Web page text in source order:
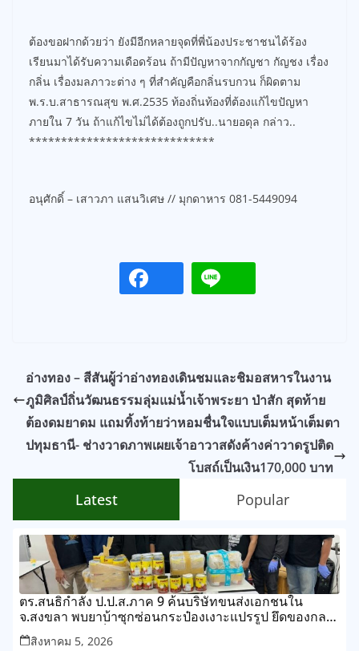
ต้องขอฝากด้วยว่า ยังมีอีกหลายจุดที่พี่น้องประชาชนได้ร้อง
เรียนมาได้รับความเดือดร้อน ถ้ามีปัญหาจากกัญชา กัญชง เรื่อง
กลิ่น เรื่องมลภาวะต่าง ๆ ที่สำคัญคือกลิ่นรบกวน ก็ผิดตาม
พ.ร.บ.สาธารณสุข พ.ศ.2535 ท้องถิ่นท้องที่ต้องแก้ไขปัญหา
ภายใน 7 วัน ถ้าแก้ไขไม่ได้ต้องถูกปรับ..นายอดุล กล่าว..
*****************************
อนุศักดิ์ – เสาวภา แสนวิเศษ // มุกดาหาร 081-5449094
อ่างทอง – สีสันผู้ว่าอ่างทองเดินชมและชิมอสหารในงาน
ภูมิศิลป์ถิ่นวัฒนธรรมลุ่มแม่น้ำเจ้าพระยา ป่าสัก สุดท้าย
ต้องดมยาดม แถมทิ้งท้ายว่าหอมชื่นใจแบบเต็มหน้าเต็มตา
ปทุมธานี- ช่างวาดภาพเผยเจ้าอาวาสดังค้างค่าวาดรูปติด
โบสถ์เป็นเงิน170,000 บาท
Latest Popular
ตร.สนธิกำลัง ป.ป.ส.ภาค 9 ค้นบริษัทขนส่งเอกชนใน
จ.สงขลา พบยาบ้าซุกซ่อนกระป๋องเงาะแปรรูป ยึดของกลาง
กว่า 268,000 เม็ด
สิงหาคม 5, 2026